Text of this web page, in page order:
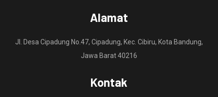
Alamat
Jl. Desa Cipadung No.47, Cipadung, Kec. Cibiru, Kota Bandung,
Jawa Barat 40216
Kontak